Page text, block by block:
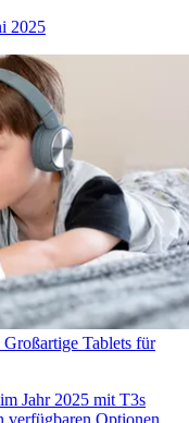
2025
Tablets für
Jahr 2025 mit T3s
verfügbaren Optionen